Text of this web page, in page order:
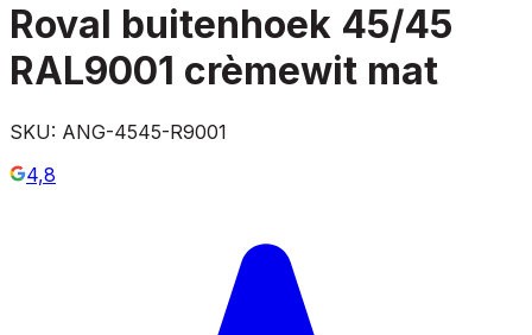
Roval buitenhoek 45/45
RAL9001 crèmewit mat
SKU: ANG-4545-R9001
4,8